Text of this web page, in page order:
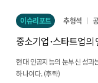
창업 시도 등 실제적인 경험을
일부 사례에서는 대학원 교육
기업가정신을 함양하고 기업
개발을 중시하고 있다. 결론적
넘어 고급 AI 인재의 경력경로
이슈리포트 추형석
중소기업･스타트업의
시사점
현대 인공지능의 눈부신 성과
하나이다. (후략)